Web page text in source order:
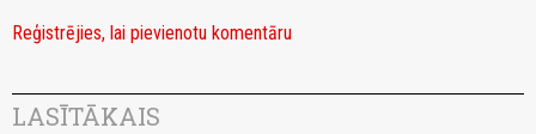
Reģistrējies, lai pievienotu komentāru
LASĪTĀKAIS